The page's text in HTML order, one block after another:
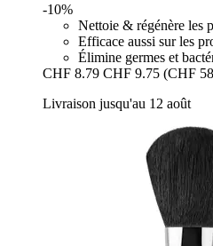
-10%
Nettoie & régénère les
Efficace aussi sur les
Élimine germes et
CHF 8.79 CHF 9.75 (CHF
Livraison jusqu'au 12 août